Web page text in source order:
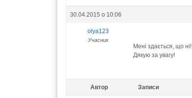
30.04.2015 о 10:06
olya123
Учасник
Мені здається, що ні!
Дякую за увагу!
Автор Записи